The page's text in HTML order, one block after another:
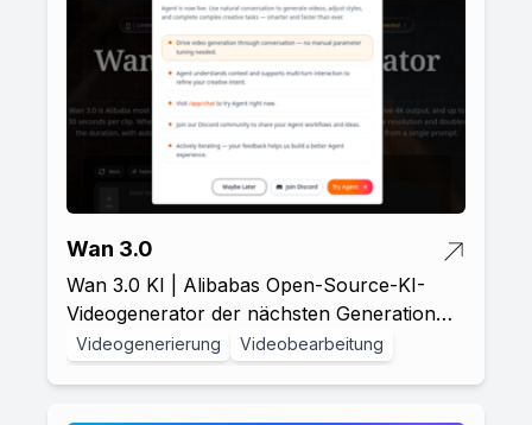
Wan 3.0
Wan 3.0 KI | Alibabas Open-Source-KI-
Videogenerator der nächsten Generation
mit 60B
Videogenerierung Videobearbeitung